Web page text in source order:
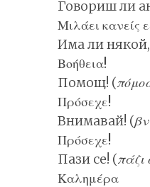
Говориш ли
Μιλάει κανείς
Има ли някой,
Βοήθεια!
Помощ! (
Πρόσεχε!
Внимавай! (
Πρόσεχε!
Пази се! (πάζι
Καλημέρα